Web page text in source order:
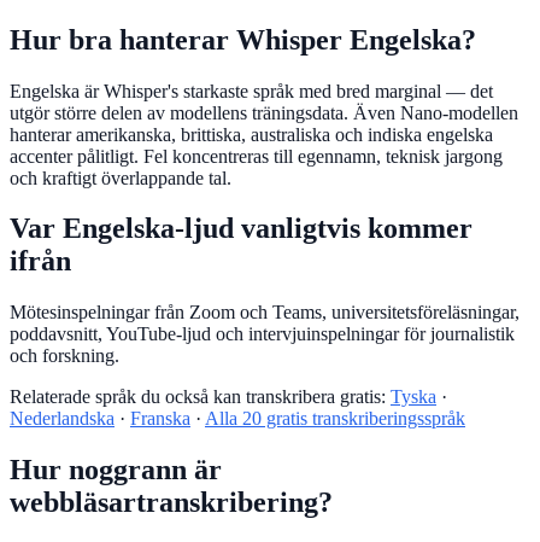
Hur bra hanterar Whisper Engelska?
Engelska är Whisper's starkaste språk med bred marginal — det
utgör större delen av modellens träningsdata. Även Nano-modellen
hanterar amerikanska, brittiska, australiska och indiska engelska
accenter pålitligt. Fel koncentreras till egennamn, teknisk jargong
och kraftigt överlappande tal.
Var Engelska-ljud vanligtvis kommer
ifrån
Mötesinspelningar från Zoom och Teams, universitetsföreläsningar,
poddavsnitt, YouTube-ljud och intervjuinspelningar för journalistik
och forskning.
Relaterade språk du också kan transkribera gratis: Tyska ·
Nederlandska · Franska · Alla 20 gratis transkriberingsspråk
Hur noggrann är
webbläsartranskribering?